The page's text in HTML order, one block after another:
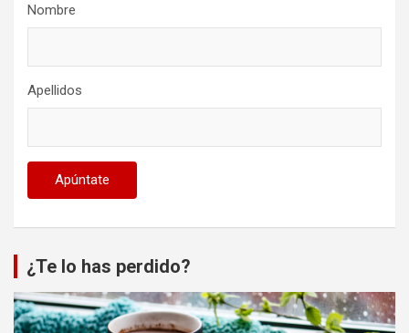
Nombre
Apellidos
¿Te lo has perdido?